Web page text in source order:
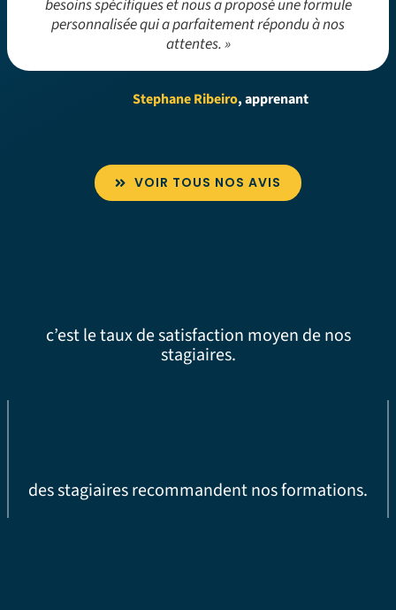
besoins spécifiques et nous a proposé une formule
personnalisée qui a parfaitement répondu à nos
attentes. »
Stephane Ribeiro, apprenant
VOIR TOUS NOS AVIS
c’est le taux de satisfaction moyen de nos
stagiaires.
des stagiaires recommandent nos formations.